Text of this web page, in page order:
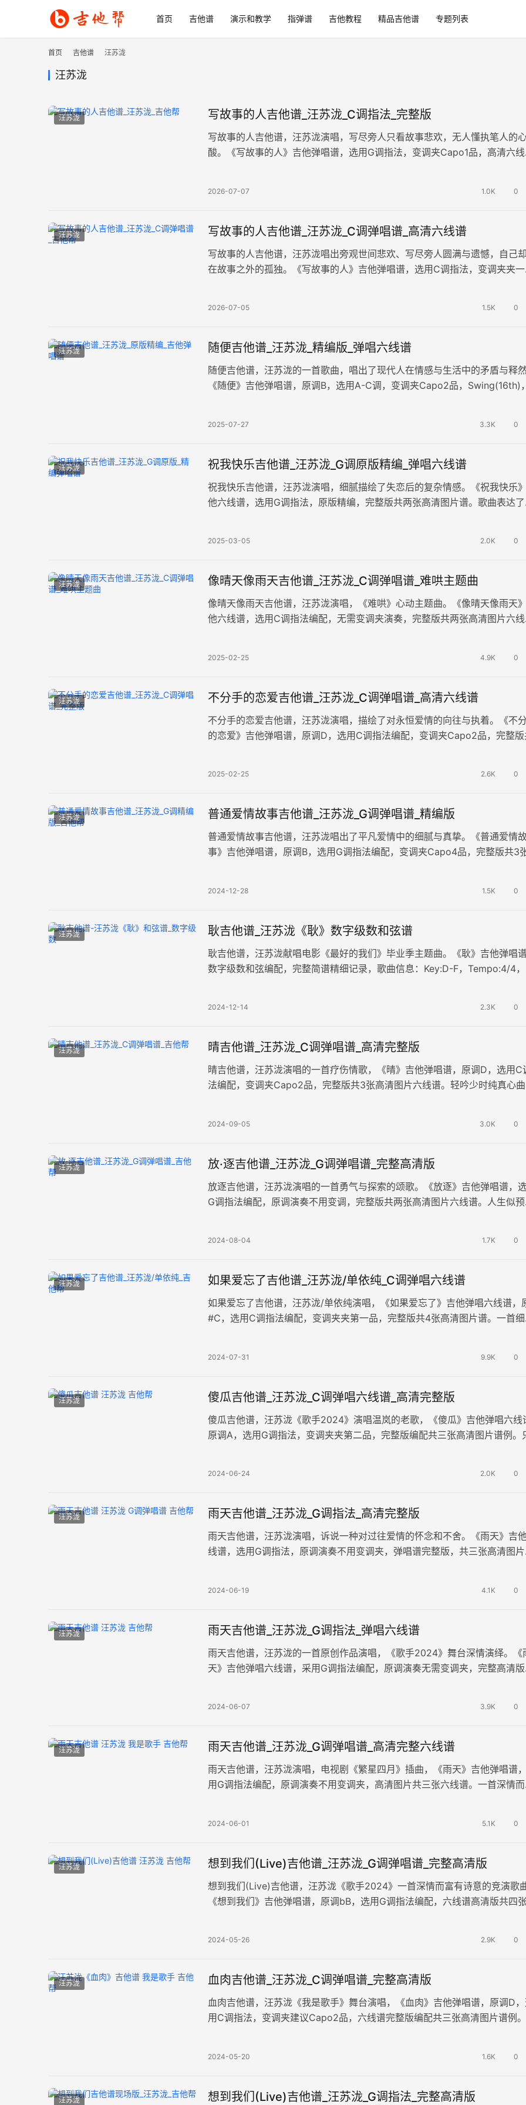
首页 吉他谱 演示和教学 指弹谱 吉他教程 精品吉他谱 专题列表
首页 吉他谱 汪苏泷
汪苏泷
汪苏泷 写故事的人吉他谱_汪苏泷_C调指法_完整版
写故事的人吉他谱，汪苏泷演唱，写尽旁人只看故事悲欢，无人懂执笔人的
酸。《写故事的人》吉他弹唱谱，选用G调指法，变调夹Capo1品，高清六线
2026-07-07 1.0K 0
汪苏泷 写故事的人吉他谱_汪苏泷_C调弹唱谱_高清六线谱
写故事的人吉他谱，汪苏泷唱出旁观世间悲欢、写尽旁人圆满与遗憾，自己
在故事之外的孤独。《写故事的人》吉他弹唱谱，选用C调指法，变调夹夹一
2026-07-05 1.5K 0
汪苏泷 随便吉他谱_汪苏泷_精编版_弹唱六线谱
随便吉他谱，汪苏泷的一首歌曲，唱出了现代人在情感与生活中的矛盾与释然
《随便》吉他弹唱谱，原调B，选用A-C调，变调夹Capo2品，Swing(16th)
2025-07-27 3.3K 0
汪苏泷 祝我快乐吉他谱_汪苏泷_G调原版精编_弹唱六线谱
祝我快乐吉他谱，汪苏泷演唱，细腻描绘了失恋后的复杂情感。《祝我快乐
他六线谱，选用G调指法，原版精编，完整版共两张高清图片谱。歌曲表达了
2025-03-05 2.0K 0
汪苏泷 像晴天像雨天吉他谱_汪苏泷_C调弹唱谱_难哄主题曲
像晴天像雨天吉他谱，汪苏泷演唱，《难哄》心动主题曲。《像晴天像雨天
他六线谱，选用C调指法编配，无需变调夹演奏，完整版共两张高清图片六线
2025-02-25 4.9K 0
汪苏泷 不分手的恋爱吉他谱_汪苏泷_C调弹唱谱_高清六线谱
不分手的恋爱吉他谱，汪苏泷演唱，描绘了对永恒爱情的向往与执着。《不
的恋爱》吉他弹唱谱，原调D，选用C调指法编配，变调夹Capo2品，完整版
2025-02-25 2.6K 0
汪苏泷 普通爱情故事吉他谱_汪苏泷_G调弹唱谱_精编版
普通爱情故事吉他谱，汪苏泷唱出了平凡爱情中的细腻与真挚。《普通爱情
事》吉他弹唱谱，原调B，选用G调指法编配，变调夹Capo4品，完整版共3
2024-12-28 1.5K 0
汪苏泷 耿吉他谱_汪苏泷《耿》数字级数和弦谱
耿吉他谱，汪苏泷献唱电影《最好的我们》毕业季主题曲。《耿》吉他弹唱谱
数字级数和弦编配，完整简谱精细记录，歌曲信息：Key:D-F，Tempo:4/4，
2024-12-14 2.3K 0
汪苏泷 晴吉他谱_汪苏泷_C调弹唱谱_高清完整版
晴吉他谱，汪苏泷演唱的一首疗伤情歌，《晴》吉他弹唱谱，原调D，选用C
法编配，变调夹Capo2品，完整版共3张高清图片六线谱。轻吟少时纯真心曲
2024-09-05 3.0K 0
汪苏泷 放·逐吉他谱_汪苏泷_G调弹唱谱_完整高清版
放逐吉他谱，汪苏泷演唱的一首勇气与探索的颂歌。《放逐》吉他弹唱谱，
G调指法编配，原调演奏不用变调，完整版共两张高清图片六线谱。人生似预
2024-08-04 1.7K 0
汪苏泷 如果爱忘了吉他谱_汪苏泷/单依纯_C调弹唱六线谱
如果爱忘了吉他谱，汪苏泷/单依纯演唱，《如果爱忘了》吉他弹唱六线谱，
#C，选用C调指法编配，变调夹夹第一品，完整版共4张高清图片谱。一首细
2024-07-31 9.9K 0
汪苏泷 傻瓜吉他谱_汪苏泷_C调弹唱六线谱_高清完整版
傻瓜吉他谱，汪苏泷《歌手2024》演唱温岚的老歌，《傻瓜》吉他弹唱六线
原调A，选用G调指法，变调夹夹第二品，完整版编配共三张高清图片谱例。
2024-06-24 2.0K 0
汪苏泷 雨天吉他谱_汪苏泷_G调指法_高清完整版
雨天吉他谱，汪苏泷演唱，诉说一种对过往爱情的怀念和不舍。《雨天》吉
线谱，选用G调指法，原调演奏不用变调夹，弹唱谱完整版，共三张高清图片
2024-06-19 4.1K 0
汪苏泷 雨天吉他谱_汪苏泷_G调指法_弹唱六线谱
雨天吉他谱，汪苏泷的一首原创作品演唱，《歌手2024》舞台深情演绎。《
天》吉他弹唱六线谱，采用G调指法编配，原调演奏无需变调夹，完整高清版
2024-06-07 3.9K 0
汪苏泷 雨天吉他谱_汪苏泷_G调弹唱谱_高清完整六线谱
雨天吉他谱，汪苏泷演唱，电视剧《繁星四月》插曲，《雨天》吉他弹唱谱
用G调指法编配，原调演奏不用变调夹，高清图片共三张六线谱。一首深情而
2024-06-01 5.1K 0
汪苏泷 想到我们(Live)吉他谱_汪苏泷_G调弹唱谱_完整高清版
想到我们(Live)吉他谱，汪苏泷《歌手2024》一首深情而富有诗意的竞演歌曲
《想到我们》吉他弹唱谱，原调bB，选用G调指法编配，六线谱高清版共四
2024-05-26 2.9K 0
汪苏泷 血肉吉他谱_汪苏泷_C调弹唱谱_完整高清版
血肉吉他谱，汪苏泷《我是歌手》舞台演唱，《血肉》吉他弹唱谱，原调D
用C调指法，变调夹建议Capo2品，六线谱完整版编配共三张高清图片谱例
2024-05-20 1.6K 0
汪苏泷 想到我们(Live)吉他谱_汪苏泷_G调指法_完整高清版